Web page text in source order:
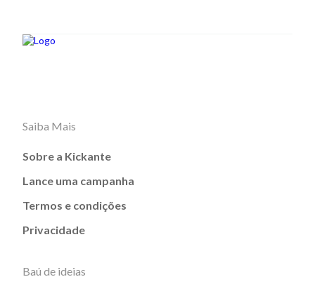
Saiba Mais
Sobre a Kickante
Lance uma campanha
Termos e condições
Privacidade
Baú de ideias